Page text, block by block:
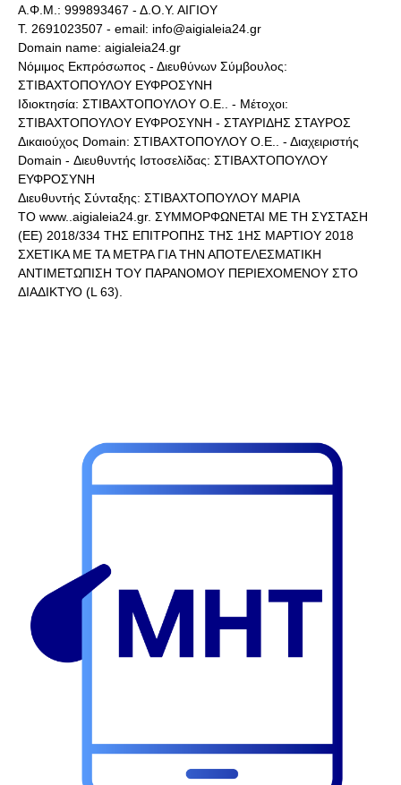
Α.Φ.Μ.: 999893467 - Δ.Ο.Υ. ΑΙΓΙΟΥ
Τ. 2691023507 - email: info@aigialeia24.gr
Domain name: aigialeia24.gr
Νόμιμος Εκπρόσωπος - Διευθύνων Σύμβουλος:
ΣΤΙΒΑΧΤΟΠΟΥΛΟΥ ΕΥΦΡΟΣΥΝΗ
Ιδιοκτησία: ΣΤΙΒΑΧΤΟΠΟΥΛΟΥ Ο.Ε.. - Μέτοχοι:
ΣΤΙΒΑΧΤΟΠΟΥΛΟΥ ΕΥΦΡΟΣΥΝΗ - ΣΤΑΥΡΙΔΗΣ ΣΤΑΥΡΟΣ
Δικαιούχος Domain: ΣΤΙΒΑΧΤΟΠΟΥΛΟΥ Ο.Ε.. - Διαχειριστής
Domain - Διευθυντής Ιστοσελίδας: ΣΤΙΒΑΧΤΟΠΟΥΛΟΥ
ΕΥΦΡΟΣΥΝΗ
Διευθυντής Σύνταξης: ΣΤΙΒΑΧΤΟΠΟΥΛΟΥ ΜΑΡΙΑ
ΤΟ www..aigialeia24.gr. ΣΥΜΜΟΡΦΩΝΕΤΑΙ ΜΕ ΤΗ ΣΥΣΤΑΣΗ
(ΕΕ) 2018/334 ΤΗΣ ΕΠΙΤΡΟΠΗΣ ΤΗΣ 1ΗΣ ΜΑΡΤΙΟΥ 2018
ΣΧΕΤΙΚΑ ΜΕ ΤΑ ΜΕΤΡΑ ΓΙΑ ΤΗΝ ΑΠΟΤΕΛΕΣΜΑΤΙΚΗ
ΑΝΤΙΜΕΤΩΠΙΣΗ ΤΟΥ ΠΑΡΑΝΟΜΟΥ ΠΕΡΙΕΧΟΜΕΝΟΥ ΣΤΟ
ΔΙΑΔΙΚΤΥΟ (L 63).